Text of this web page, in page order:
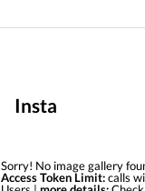
Insta
Sorry! No image gallery
Access Token Limit:calls